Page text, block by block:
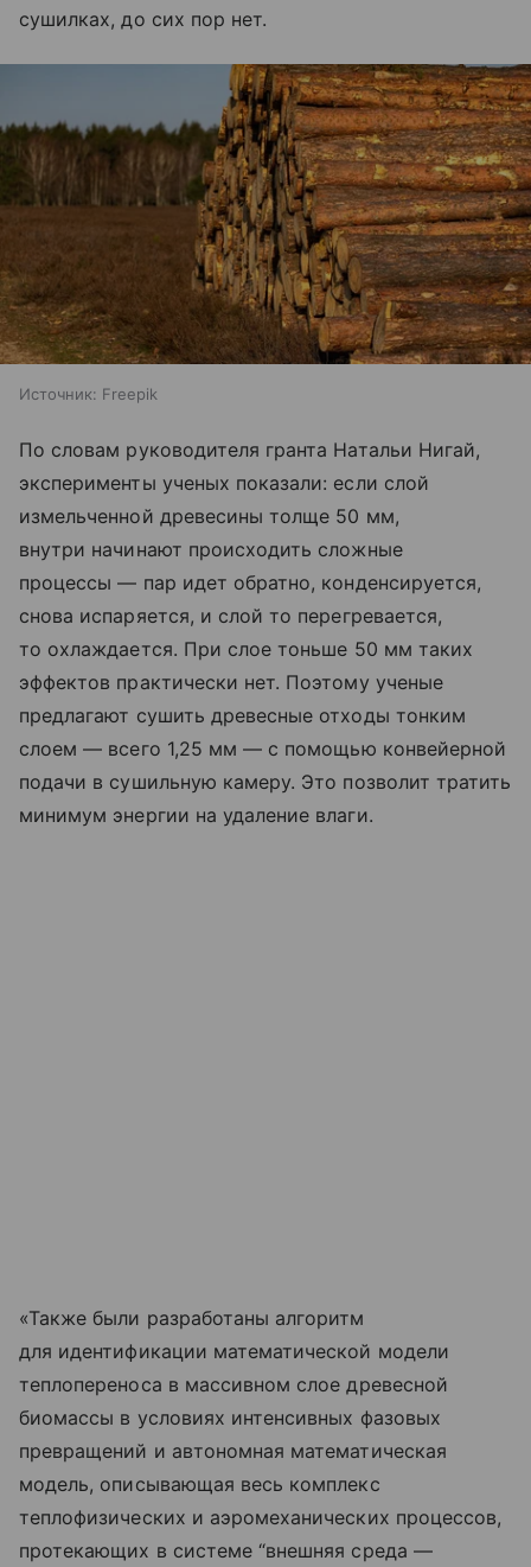
сушилках, до сих пор нет.
Источник: Freepik
По словам руководителя гранта Натальи Нигай,
эксперименты ученых показали: если слой
измельченной древесины толще 50 мм,
внутри начинают происходить сложные
процессы — пар идет обратно, конденсируется,
снова испаряется, и слой то перегревается,
то охлаждается. При слое тоньше 50 мм таких
эффектов практически нет. Поэтому ученые
предлагают сушить древесные отходы тонким
слоем — всего 1,25 мм — с помощью конвейерной
подачи в сушильную камеру. Это позволит тратить
минимум энергии на удаление влаги.
«Также были разработаны алгоритм
для идентификации математической модели
теплопереноса в массивном слое древесной
биомассы в условиях интенсивных фазовых
превращений и автономная математическая
модель, описывающая весь комплекс
теплофизических и аэромеханических процессов,
протекающих в системе “внешняя среда —